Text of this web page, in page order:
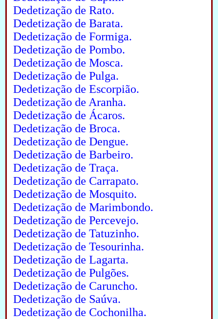
Dedetização de Rato.
Dedetização de Barata.
Dedetização de Formiga.
Dedetização de Pombo.
Dedetização de Mosca.
Dedetização de Pulga.
Dedetização de Escorpião.
Dedetização de Aranha.
Dedetização de Ácaros.
Dedetização de Broca.
Dedetização de Dengue.
Dedetização de Barbeiro.
Dedetização de Traça.
Dedetização de Carrapato.
Dedetização de Mosquito.
Dedetização de Marimbondo.
Dedetização de Percevejo.
Dedetização de Tatuzinho.
Dedetização de Tesourinha.
Dedetização de Lagarta.
Dedetização de Pulgões.
Dedetização de Caruncho.
Dedetização de Saúva.
Dedetização de Cochonilha.